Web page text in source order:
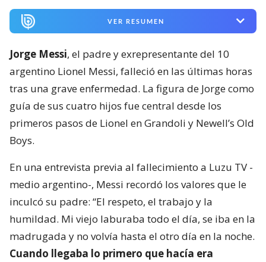
VER RESUMEN
Jorge Messi, el padre y exrepresentante del 10
argentino Lionel Messi, falleció en las últimas horas
tras una grave enfermedad. La figura de Jorge como
guía de sus cuatro hijos fue central desde los
primeros pasos de Lionel en Grandoli y Newell’s Old
Boys.
En una entrevista previa al fallecimiento a Luzu TV -
medio argentino-, Messi recordó los valores que le
inculcó su padre: “El respeto, el trabajo y la
humildad. Mi viejo laburaba todo el día, se iba en la
madrugada y no volvía hasta el otro día en la noche.
Cuando llegaba lo primero que hacía era